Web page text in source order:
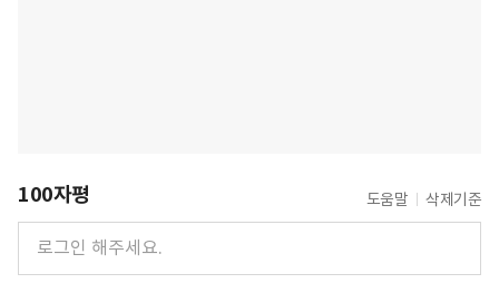
100자평 도움말 삭제기준